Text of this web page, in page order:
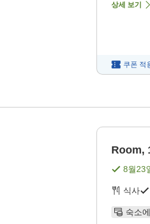
상세 보기
쿠폰 적
Room,
8월23
식사
숙소